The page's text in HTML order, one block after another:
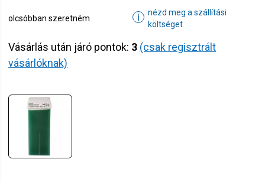
olcsóbban szeretném ℹ
nézd meg a szállítási
költséget
Vásárlás után járó pontok: 3 (csak regisztrált
vásárlóknak)